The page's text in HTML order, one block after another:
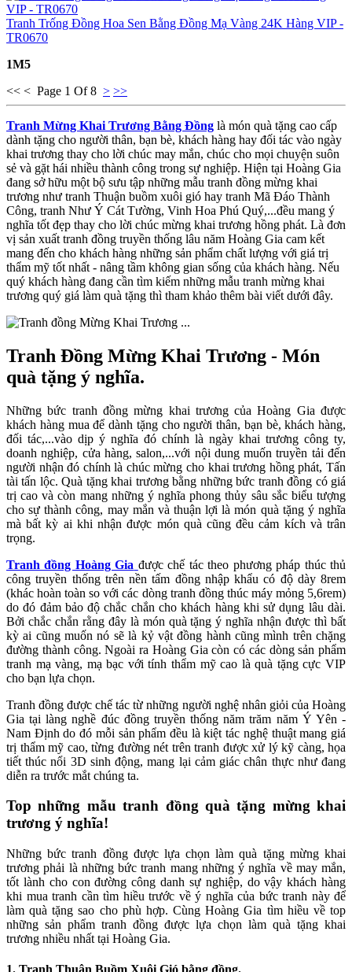
Tranh Trống Đồng Hoa Sen Bằng Đồng Mạ Vàng 24K Hàng VIP -
TR0670
1M5
<< < Page 1 Of 8 > >>
Tranh Mừng Khai Trương Bằng Đồng là món quà tặng cao cấp
dành tặng cho người thân, bạn bè, khách hàng hay đối tác vào ngày
khai trương thay cho lời chúc may mắn, chúc cho mọi chuyện suôn
sẻ và gặt hái nhiều thành công trong sự nghiệp. Hiện tại Hoàng Gia
đang sở hữu một bộ sưu tập những mẫu tranh đồng mừng khai
trương như tranh Thuận buồm xuôi gió hay tranh Mã Đáo Thành
Công, tranh Như Ý Cát Tường, Vinh Hoa Phú Quý,...đều mang ý
nghĩa tốt đẹp thay cho lời chúc mừng khai trương hồng phát. Là đơn
vị sản xuất tranh đồng truyền thống lâu năm Hoàng Gia cam kết
mang đến cho khách hàng những sản phẩm chất lượng với giá trị
thẩm mỹ tốt nhất - nâng tầm không gian sống của khách hàng. Nếu
quý khách hàng đang cần tìm kiếm những mẫu tranh mừng khai
trương quý giá làm quà tặng thì tham khảo thêm bài viết dưới đây.
...
Tranh Đồng Mừng Khai Trương - Món
quà tặng ý nghĩa.
Những bức tranh đồng mừng khai trương của Hoàng Gia được
khách hàng mua để dành tặng cho người thân, bạn bè, khách hàng,
đối tác,...vào dịp ý nghĩa đó chính là ngày khai trương công ty,
doanh nghiệp, cửa hàng, salon,...với nội dung muốn truyền tải đến
người nhận đó chính là chúc mừng cho khai trương hồng phát, Tấn
tài tấn lộc. Quà tặng khai trương bằng những bức tranh đồng có giá
trị cao và còn mang những ý nghĩa phong thủy sâu sắc biểu tượng
cho sự thành công, may mắn và thuận lợi là món quà tặng ý nghĩa
mà bất kỳ ai khi nhận được món quà cũng đều cảm kích và trân
trọng.
Tranh đồng Hoàng Gia được chế tác theo phương pháp thúc thủ
công truyền thống trên nền tấm đồng nhập khẩu có độ dày 8rem
(khác hoàn toàn so với các dòng tranh đồng thúc máy mỏng 5,6rem)
do đó đảm bảo độ chắc chắn cho khách hàng khi sử dụng lâu dài.
Bởi chắc chắn rằng đây là món quà tặng ý nghĩa nhận được thì bất
kỳ ai cũng muốn nó sẽ là kỷ vật đồng hành cũng mình trên chặng
đường thành công. Ngoài ra Hoàng Gia còn có các dòng sản phẩm
tranh mạ vàng, mạ bạc với tính thẩm mỹ cao là quà tặng cực VIP
cho bạn lựa chọn.
Tranh đồng được chế tác từ những người nghệ nhân giỏi của Hoàng
Gia tại làng nghề đúc đồng truyền thống năm trăm năm Ý Yên -
Nam Định do đó mỗi sản phẩm đều là kiệt tác nghệ thuật mang giá
trị thẩm mỹ cao, từng đường nét trên tranh được xử lý kỹ càng, họa
tiết thúc nổi 3D sinh động, mang lại cảm giác chân thực như đang
diễn ra trước mắt chúng ta.
Top những mẫu tranh đồng quà tặng mừng khai
trương ý nghĩa!
Những bức tranh đồng được lựa chọn làm quà tặng mừng khai
trương phải là những bức tranh mang những ý nghĩa về may mắn,
tốt lành cho con đường công danh sự nghiệp, do vậy khách hàng
khi mua tranh cần tìm hiều trước về ý nghĩa của bức tranh này để
làm quà tặng sao cho phù hợp. Cùng Hoàng Gia tìm hiều về top
những sản phẩm tranh đồng được lựa chọn làm quà tặng khai
trương nhiều nhất tại Hoàng Gia.